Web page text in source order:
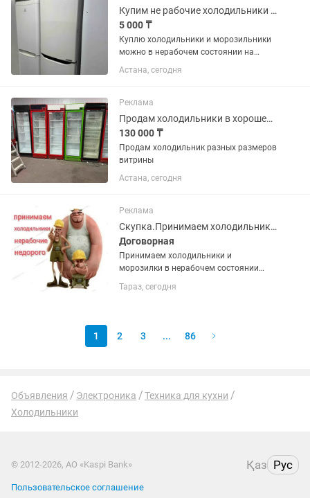
Купим не рабочие холодильники и морозильники
5 000 ₸
Куплю холодильники и морозильники
можно в нерабочем состоянии на
запчасти
Астана, сегодня
Реклама
Продам холодильники в хорошем состоянии
130 000 ₸
Продам холодильник разных размеров
витрины
Астана, сегодня
Реклама
Скупка.Принимаем холодильники и морозилки в нерабочем состоянии недорого
Договорная
Принимаем холодильники и
морозилки в нерабочем состоянии
присылать . Поможем вынести старую
Тараз, сегодня
1 2 3 ... 86
Объявления Электроника
Техника для кухни
Холодильники
© 2012-2026, АО «Kaspi Bank» Қаз Рус
Пользовательское соглашение